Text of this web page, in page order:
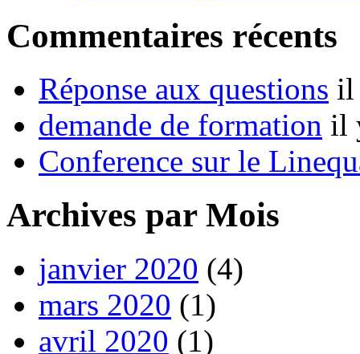
Commentaires récents
Réponse aux questions il
demande de formation il
Conference sur le
Archives par Mois
janvier 2020 (4)
mars 2020 (1)
avril 2020 (1)